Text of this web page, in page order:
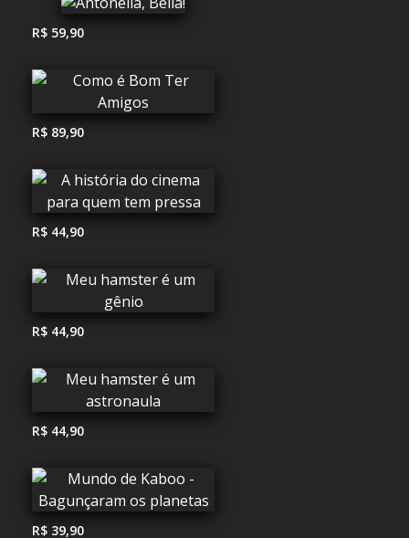
R$ 59,90
R$ 89,90
R$ 44,90
R$ 44,90
R$ 44,90
R$ 39,90